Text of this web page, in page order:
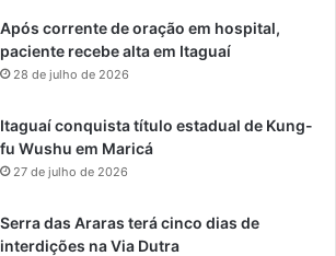
Após corrente de oração em hospital,
paciente recebe alta em Itaguaí
28 de julho de 2026
Itaguaí conquista título estadual de Kung-
fu Wushu em Maricá
27 de julho de 2026
Serra das Araras terá cinco dias de
interdições na Via Dutra